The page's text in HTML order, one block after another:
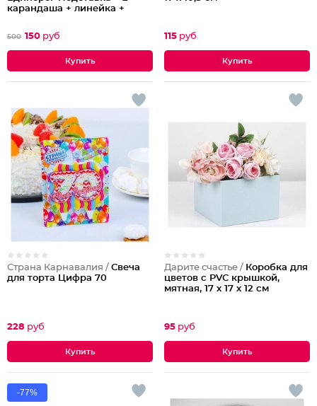
карандаша + линейка +
листов + ножницы
500 150 руб 115 руб
Страна Карнавалия / Свеча
для торта Цифра 70
228 руб
Дарите счастье / Коробка для
цветов с PVC крышкой,
мятная, 17 х 17 х 12 см
95 руб
-77%